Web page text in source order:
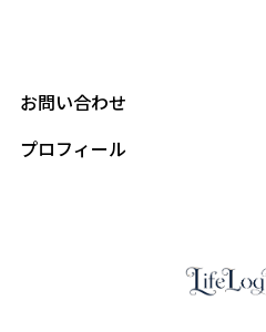
お問い合わせ
プロフィール